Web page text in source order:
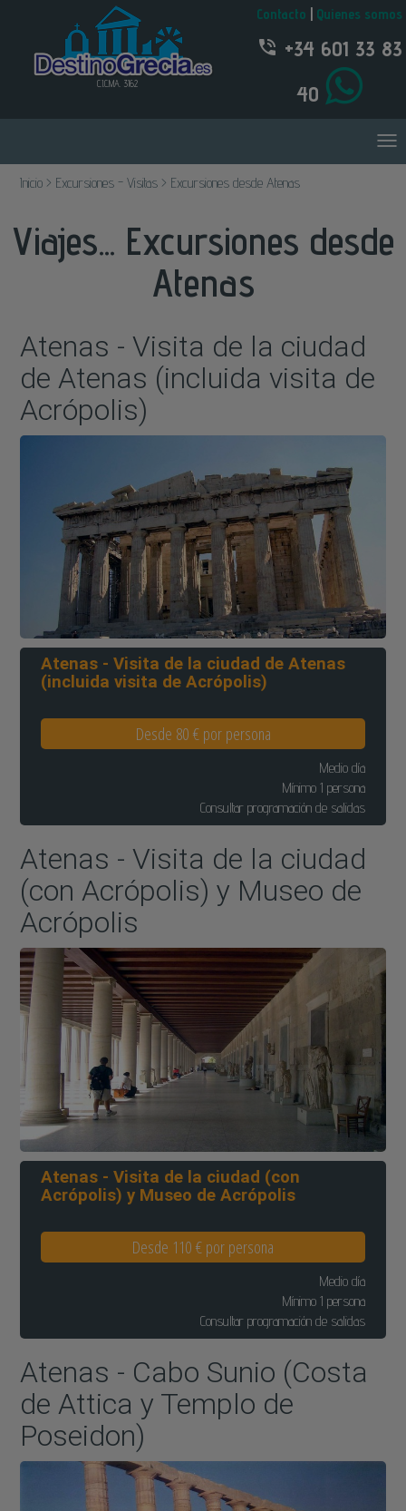
C.I.C.MA. 3162
Contacto Quienes somos
+34 601 33 83
40
Inicio > Excursiones - Visitas > Excursiones desde Atenas
Viajes... Excursiones desde
Atenas
Atenas - Visita de la ciudad
de Atenas (incluida visita de
Acrópolis)
Atenas - Visita de la ciudad de Atenas
(incluida visita de Acrópolis)
Desde 80 € por persona
Medio día
Mínimo 1 persona
Consultar programación de salidas
Atenas - Visita de la ciudad
(con Acrópolis) y Museo de
Acrópolis
Atenas - Visita de la ciudad (con
Acrópolis) y Museo de Acrópolis
Desde 110 € por persona
Medio día
Mínimo 1 persona
Consultar programación de salidas
Atenas - Cabo Sunio (Costa
de Attica y Templo de
Poseidon)